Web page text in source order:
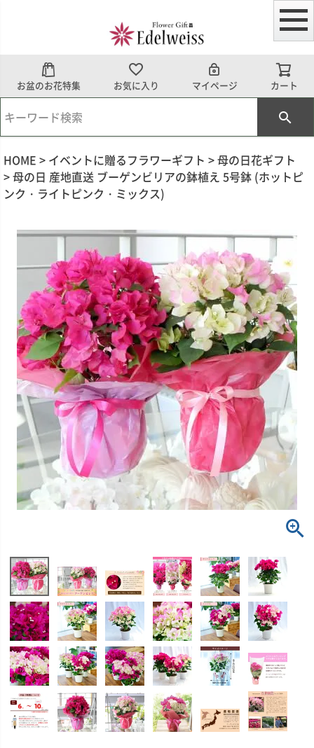
お盆のお花特集 お気に入り マイページ カート
HOME イベントに贈るフラワーギフト
母の日花ギフト
母の日 産地直送 ブーゲンビリアの鉢植え 5号鉢 (ホットピ
ンク・ライトピンク・ミックス)